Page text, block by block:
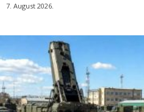
7. August 2026.